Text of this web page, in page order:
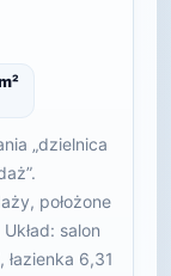
„dzielnica
położone
salon
łazienka 6,31